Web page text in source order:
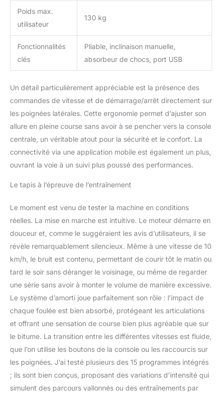
Si vous indiquez des
incorrectes/non valables,
la prise de contact est
impossible et la
être livrée. L'article est
expédié par transporteur.
gratuitement au bord du
trottoir.
Poids max.
utilisateur
130 kg
Fonctionnalités
clés
Pliable, inclinaison manuelle,
absorbeur de chocs, port USB
Un détail particulièrement appréciable est la présence des
commandes de vitesse et de démarrage/arrêt directement sur
les poignées latérales. Cette ergonomie permet d’ajuster son
allure en pleine course sans avoir à se pencher vers la console
centrale, un véritable atout pour la sécurité et le confort. La
connectivité via une application mobile est également un plus,
ouvrant la voie à un suivi plus poussé des performances.
Le tapis à l’épreuve de l’entraînement
Le moment est venu de tester la machine en conditions
réelles. La mise en marche est intuitive. Le moteur démarre en
douceur et, comme le suggéraient les avis d’utilisateurs, il se
révèle remarquablement silencieux. Même à une vitesse de 10
km/h, le bruit est contenu, permettant de courir tôt le matin ou
tard le soir sans déranger le voisinage, ou même de regarder
une série sans avoir à monter le volume de manière excessive.
Le système d’amorti joue parfaitement son rôle : l’impact de
chaque foulée est bien absorbé, protégeant les articulations
et offrant une sensation de course bien plus agréable que sur
le bitume. La transition entre les différentes vitesses est fluide,
que l’on utilise les boutons de la console ou les raccourcis sur
les poignées. J’ai testé plusieurs des 15 programmes intégrés
; ils sont bien conçus, proposant des variations d’intensité qui
simulent des parcours vallonnés ou des entraînements par